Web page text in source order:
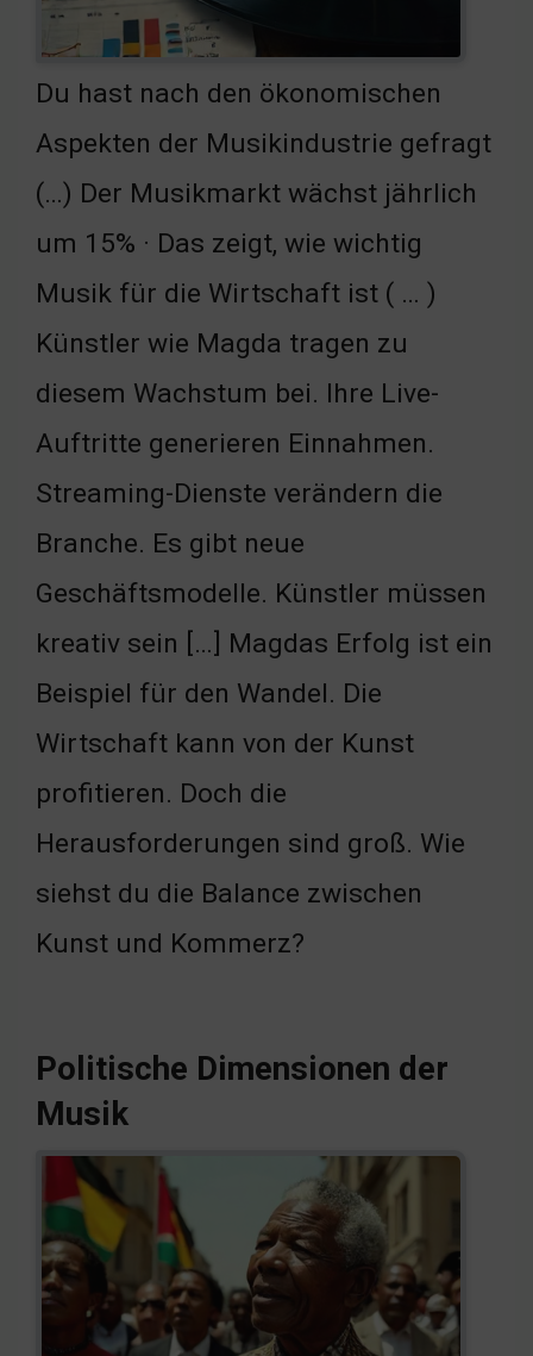
Du hast nach den ökonomischen
Aspekten der Musikindustrie gefragt
(…) Der Musikmarkt wächst jährlich
um 15% · Das zeigt, wie wichtig
Musik für die Wirtschaft ist ( … )
Künstler wie Magda tragen zu
diesem Wachstum bei. Ihre Live-
Auftritte generieren Einnahmen.
Streaming-Dienste verändern die
Branche. Es gibt neue
Geschäftsmodelle. Künstler müssen
kreativ sein […] Magdas Erfolg ist ein
Beispiel für den Wandel. Die
Wirtschaft kann von der Kunst
profitieren. Doch die
Herausforderungen sind groß. Wie
siehst du die Balance zwischen
Kunst und Kommerz?
Politische Dimensionen der
Musik